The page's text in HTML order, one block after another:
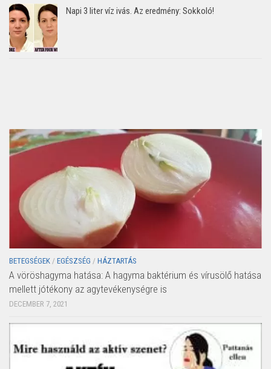
Napi 3 liter víz ivás. Az eredmény: Sokkoló!
BETEGSÉGEK / EGÉSZSÉG / HÁZTARTÁS
A vöröshagyma hatása: A hagyma baktérium és vírusölő hatása
mellett jótékony az agytevékenységre is
DECEMBER 7, 2021